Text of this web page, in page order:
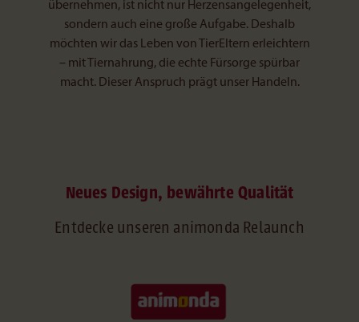
übernehmen, ist nicht nur Herzensangelegenheit,
sondern auch eine große Aufgabe. Deshalb
möchten wir das Leben von TierEltern erleichtern
– mit Tiernahrung, die echte Fürsorge spürbar
macht. Dieser Anspruch prägt unser Handeln.
Neues Design, bewährte Qualität
Entdecke unseren animonda Relaunch